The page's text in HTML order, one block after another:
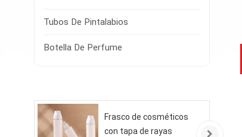
Tubos De Pintalabios
Botella De Perfume
Frasco de cosméticos
con tapa de rayas